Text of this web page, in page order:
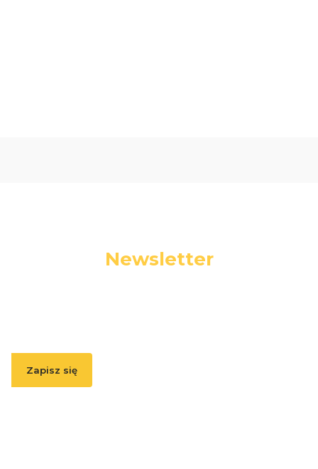
Newsletter
Zapisz się